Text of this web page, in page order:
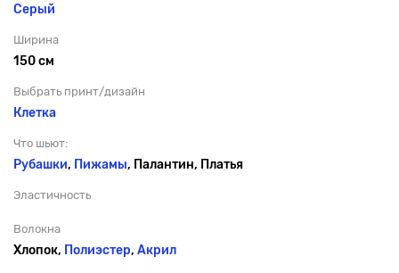
Серый
Ширина
150 см
Выбрать принт/дизайн
Клетка
Что шьют:
Рубашки, Пижамы, Палантин, Платья
Эластичность
Волокна
Хлопок, Полиэстер, Акрил